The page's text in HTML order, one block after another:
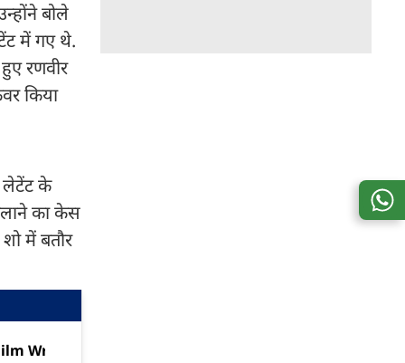
बोले
में गए थे.
रणवीर
किया
लेटेंट के
का केस
में बतौर
Wrap: टॉक्सिक में इंटीमेट